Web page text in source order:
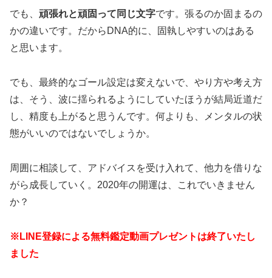
でも、 頑張れと頑固って同じ文字です。張るのか固まるの
かの違いです。だからDNA的に、固執しやすいのはある
と思います。
でも、最終的なゴール設定は変えないで、やり方や考え方
は、そう、波に揺られるようにしていたほうが結局近道だ
し、精度も上がると思うんです。何よりも、メンタルの状
態がいいのではないでしょうか。
周囲に相談して、アドバイスを受け入れて、他力を借りな
がら成長していく。2020年の開運は、これでいきません
か？
※LINE登録による無料鑑定動画プレゼントは終了いたし
ました